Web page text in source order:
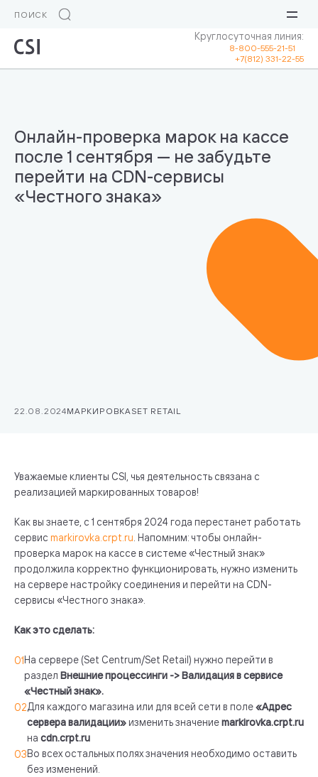
Круглосуточная линия:
8-800-555-21-51
+7(812) 331-22-55
Онлайн-проверка марок на кассе
после 1 сентября — не забудьте
перейти на CDN-сервисы
«Честного знака»
22.08.2024МАРКИРОВКА SET RETAIL
Уважаемые клиенты CSI, чья деятельность связана с
реализацией маркированных товаров!
Как вы знаете, с 1 сентября 2024 года перестанет работать
сервис markirovka.crpt.ru . Напомним: чтобы онлайн-
проверка марок на кассе в системе «Честный знак»
продолжила корректно функционировать, нужно изменить
на сервере настройку соединения и перейти на CDN-
сервисы «Честного знака».
Как это сделать:
На сервере (Set Centrum/Set Retail) нужно перейти в
раздел Внешние процессинги -> Валидация в сервисе
«Честный знак».
Для каждого магазина или для всей сети в поле«Адрес
сервера валидации» изменить значениеmarkirovka.crpt.ru
на cdn.crpt.ru
Во всех остальных полях значения необходимо оставить
без изменений.